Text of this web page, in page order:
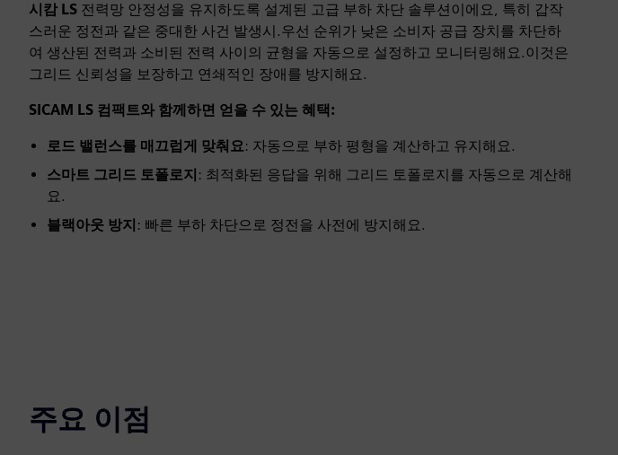
시캄 LS 전력망 안정성을 유지하도록 설계된 고급 부하 차단 솔루션이에요, 특히 갑작
스러운 정전과 같은 중대한 사건 발생시.우선 순위가 낮은 소비자 공급 장치를 차단하
여 생산된 전력과 소비된 전력 사이의 균형을 자동으로 설정하고 모니터링해요.이것은
그리드 신뢰성을 보장하고 연쇄적인 장애를 방지해요.
SICAM LS 컴팩트와 함께하면 얻을 수 있는 혜택:
로드 밸런스를 매끄럽게 맞춰요: 자동으로 부하 평형을 계산하고 유지해요.
스마트 그리드 토폴로지 : 최적화된 응답을 위해 그리드 토폴로지를 자동으로 계산해
요.
블랙아웃 방지 : 빠른 부하 차단으로 정전을 사전에 방지해요.
주요 이점